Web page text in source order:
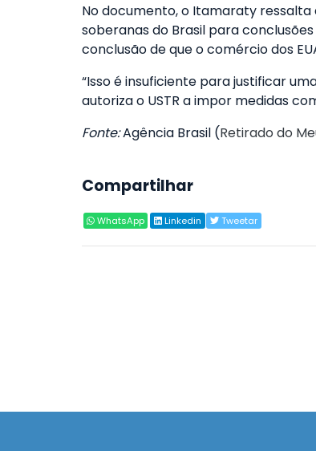
No documento, o Itamaraty
soberanas do Brasil para
conclusão de que o comércio dos
“Isso é insuficiente para justificar
autoriza o USTR a impor medidas
Fonte:Agência Brasil (Retirado do
Compartilhar
WhatsApp Linkedin Tweetar